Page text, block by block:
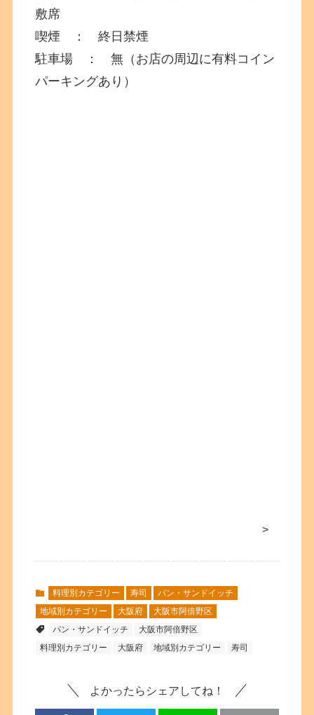
敷席
喫煙 ： 終日禁煙
駐車場 ： 無（お店の周辺に有料コイン
パーキングあり）
>
料理別カテゴリー 寿司
パン・サンドイッチ
地域別カテゴリー
大阪府
大阪市阿倍野区
パン・サンドイッチ
大阪市阿倍野区
料理別カテゴリー
大阪府 地域別カテゴリー 寿司
よかったらシェアしてね！